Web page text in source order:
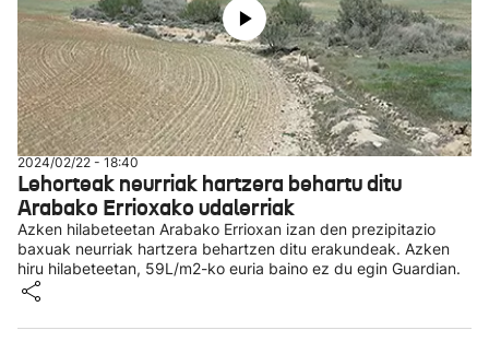
2024/02/22 - 18:40
Lehorteak neurriak hartzera behartu ditu
Arabako Errioxako udalerriak
Azken hilabeteetan Arabako Errioxan izan den prezipitazio
baxuak neurriak hartzera behartzen ditu erakundeak. Azken
hiru hilabeteetan, 59L/m2-ko euria baino ez du egin Guardian.